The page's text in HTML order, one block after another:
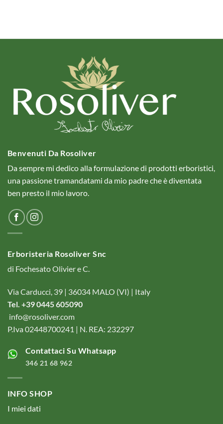
Benvenuti Da Rosoliver
Da sempre mi dedico alla formulazione di prodotti erboristici,
una passione tramandatami da mio padre che è diventata
ben presto il mio lavoro.
Erboristeria Rosoliver Snc
di Fochesato Olivier e C.
Via Carducci, 39 | 36034 MALO (VI) | Italy
Tel. +39 0445 605090
info@rosoliver.com
P.Iva 02448700241 | N. REA: 232297
Contattaci Su Whatsapp
346 21 68 962
INFO SHOP
I miei dati